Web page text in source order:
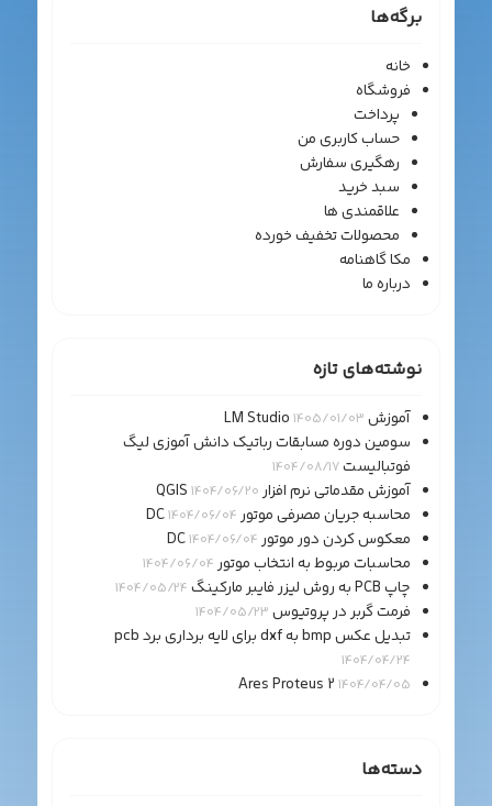
برگه‌ها
خانه
فروشگاه
پرداخت
حساب کاربری من
رهگیری سفارش
سبد خرید
علاقمندی ها
محصولات تخفیف خورده
مکا گاهنامه
درباره ما
نوشته‌های تازه
آموزش LM Studio 1405/01/03
سومین دوره مسابقات رباتیک دانش آموزی لیگ
فوتبالیست1404/08/17
آموزش مقدماتی نرم افزار QGIS1404/06/20
محاسبه جریان مصرفی موتور DC1404/06/04
معکوس کردن دور موتور DC1404/06/04
محاسبات مربوط به انتخاب موتور 1404/06/04
چاپ PCB به روش لیزر فایبر مارکینگ 1404/05/24
فرمت گربر در پروتیوس 1404/05/23
تبدیل عکس bmp به dxf برای لایه برداری برد pcb
1404/04/24
Ares Proteus 2 1404/04/05
دسته‌ها